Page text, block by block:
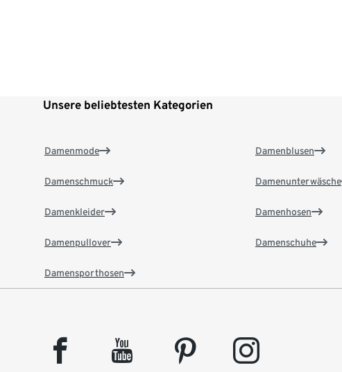
Unsere beliebtesten Kategorien
Damenmode
Damenschmuck
Damenkleider
Damenpullover
Damensporthosen
Damenblusen
Damenunterwäsche
Damenhosen
Damenschuhe
facebook youtube pinterest instagram